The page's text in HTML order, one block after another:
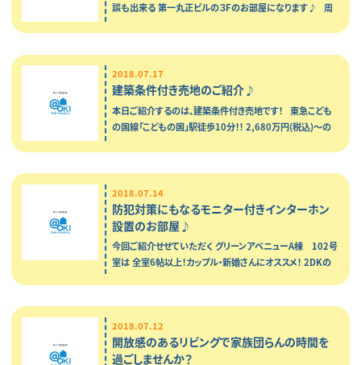
談も出来る 第一丸正ビルの３Fのお部屋になります♪ 周
辺は商店街や区役所等あり 大変、利便性の高いお部屋とな
2018.07.17
建築条件付き売地のご紹介♪
本日ご紹介するのは、建築条件付き売地です！ 東急こども
の国線「こどもの国」駅徒歩10分！！ 2,680万円(税込)～の
2018.07.14
防犯対策にもなるモニター付きインターホン
設置のお部屋♪
今回ご紹介せせていただく グリーンアベニューA棟 102号
室は 全室6帖以上！カップル・新婚さんにオススメ！ 2DKの
お部屋です♪ ダイニングキッチンはは8.5帖と広々としてお
2018.07.12
開放感のあるリビングで家族団らんの時間を
過ごしませんか？